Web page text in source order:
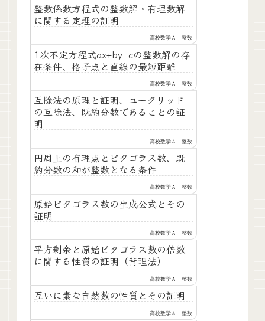
整数係数方程式の整数解・有理数解
に関する定理の証明
高校数学Ａ 整数
1次不定方程式ax+by=cの整数解の存
在条件、格子点と直線の最短距離
高校数学Ａ 整数
互除法の原理と証明、ユークリッド
の互除法、既約分数であることの証
明
高校数学Ａ 整数
円周上の有理点とピタゴラス数、既
約分数の和が整数となる条件
高校数学Ａ 整数
原始ピタゴラス数の生成公式とその
証明
高校数学Ａ 整数
平方剰余と原始ピタゴラス数の倍数
に関する性質の証明（背理法）
高校数学Ａ 整数
互いに素な自然数の性質とその証明
高校数学Ａ 整数